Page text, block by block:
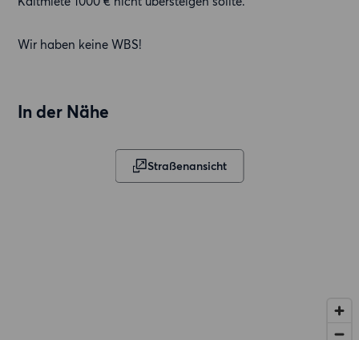
Wir haben keine WBS!
In der Nähe
Straßenansicht